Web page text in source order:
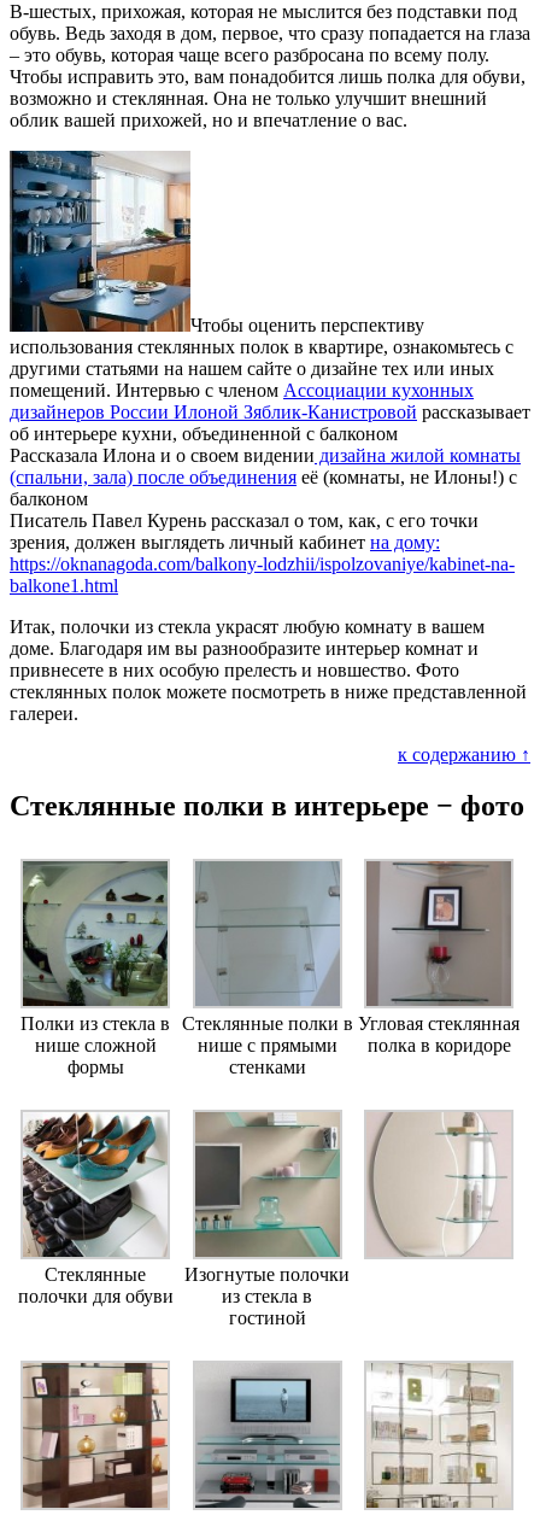
В-шестых, прихожая, которая не мыслится без подставки под
обувь. Ведь заходя в дом, первое, что сразу попадается на глаза
– это обувь, которая чаще всего разбросана по всему полу.
Чтобы исправить это, вам понадобится лишь полка для обуви,
возможно и стеклянная. Она не только улучшит внешний
облик вашей прихожей, но и впечатление о вас.
Чтобы оценить перспективу
использования стеклянных полок в квартире, ознакомьтесь с
другими статьями на нашем сайте о дизайне тех или иных
помещений. Интервью с членом Ассоциации кухонных
дизайнеров России Илоной Зяблик-Канистровой рассказывает
об интерьере кухни, объединенной с балконом
Рассказала Илона и о своем видении дизайна жилой комнаты
(спальни, зала) после объединения её (комнаты, не Илоны!) с
балконом
Писатель Павел Курень рассказал о том, как, с его точки
зрения, должен выглядеть личный кабинет на дому:
https://oknanagoda.com/balkony-lodzhii/ispolzovaniye/kabinet-na-
balkone1.html
Итак, полочки из стекла украсят любую комнату в вашем
доме. Благодаря им вы разнообразите интерьер комнат и
привнесете в них особую прелесть и новшество. Фото
стеклянных полок можете посмотреть в ниже представленной
галереи.
к содержанию ↑
Стеклянные полки в интерьере − фото
Полки из стекла в
нише сложной
формы
Стеклянные полки в
нише с прямыми
стенками
Угловая стеклянная
полка в коридоре
Стеклянные
полочки для обуви
Изогнутые полочки
из стекла в
гостиной